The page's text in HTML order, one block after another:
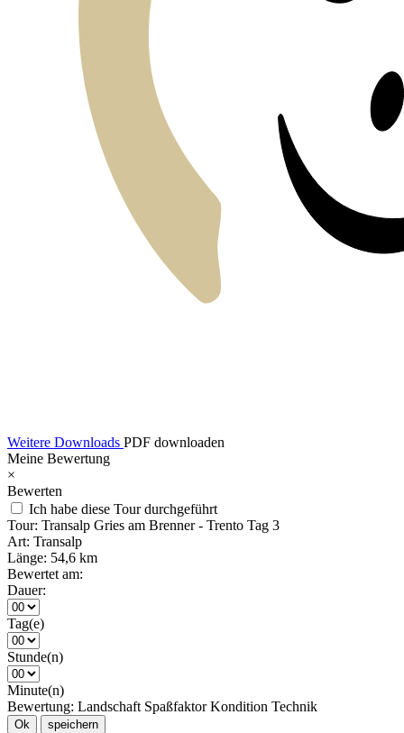
Weitere Downloads PDF downloaden
Meine Bewertung
×
Bewerten
Ich habe diese Tour durchgeführt
Tour: Transalp Gries am Brenner - Trento Tag 3
Art: Transalp
Länge: 54,6 km
Bewertet am:
Dauer:
Tag(e)
Stunde(n)
Minute(n)
Bewertung: Landschaft Spaßfaktor Kondition Technik
Ok speichern